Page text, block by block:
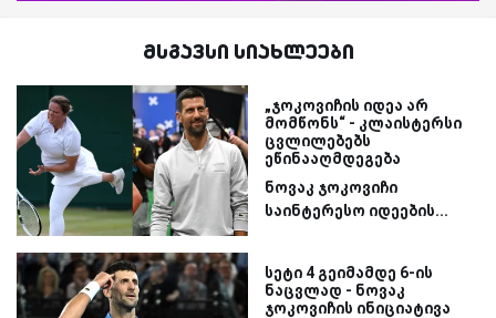
მსგავსი სიახლეები
„ჯოკოვიჩის იდეა არ
მომწონს“ - კლაისტერსი
ცვლილებებს
ეწინააღმდეგება
ნოვაკ ჯოკოვიჩი
საინტერესო იდეების...
სეტი 4 გეიმამდე 6-ის
ნაცვლად - ნოვაკ
ჯოკოვიჩის ინიციატივა